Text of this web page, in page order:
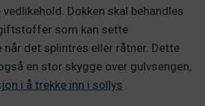
Dokken skal behandles
som kan sette
det splintres eller råtner. Dette
en stor skygge over gulvsengen,
i å trekke inn i sollys .